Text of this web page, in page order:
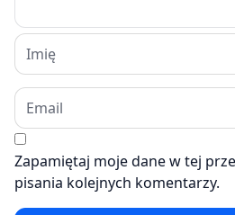
Zapamiętaj moje dane w tej
pisania kolejnych komentarzy.